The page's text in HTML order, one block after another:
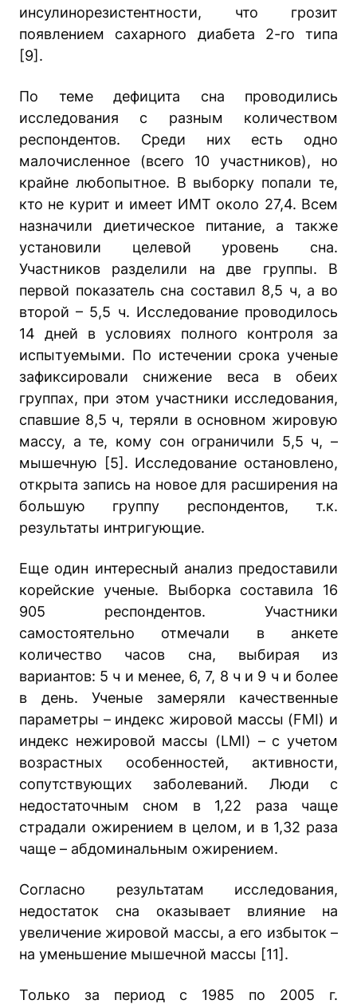
инсулинорезистентности, что грозит
появлением сахарного диабета 2-го типа
[9].
По теме дефицита сна проводились
исследования с разным количеством
респондентов. Среди них есть одно
малочисленное (всего 10 участников), но
крайне любопытное. В выборку попали те,
кто не курит и имеет ИМТ около 27,4. Всем
назначили диетическое питание, а также
установили целевой уровень сна.
Участников разделили на две группы. В
первой показатель сна составил 8,5 ч, а во
второй – 5,5 ч. Исследование проводилось
14 дней в условиях полного контроля за
испытуемыми. По истечении срока ученые
зафиксировали снижение веса в обеих
группах, при этом участники исследования,
спавшие 8,5 ч, теряли в основном жировую
массу, а те, кому сон ограничили 5,5 ч, –
мышечную [5]. Исследование остановлено,
открыта запись на новое для расширения на
большую группу респондентов, т.к.
результаты интригующие.
Еще один интересный анализ предоставили
корейские ученые. Выборка составила 16
905 респондентов. Участники
самостоятельно отмечали в анкете
количество часов сна, выбирая из
вариантов: 5 ч и менее, 6, 7, 8 ч и 9 ч и более
в день. Ученые замеряли качественные
параметры – индекс жировой массы (FMI) и
индекс нежировой массы (LMI) – с учетом
возрастных особенностей, активности,
сопутствующих заболеваний. Люди с
недостаточным сном в 1,22 раза чаще
страдали ожирением в целом, и в 1,32 раза
чаще – абдоминальным ожирением.
Согласно результатам исследования,
недостаток сна оказывает влияние на
увеличение жировой массы, а его избыток –
на уменьшение мышечной массы [11].
Только за период с 1985 по 2005 г.